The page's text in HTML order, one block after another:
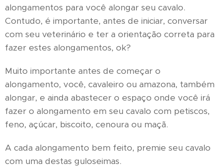
alongamentos para você alongar seu cavalo.
Contudo, é importante, antes de iniciar, conversar
com seu veterinário e ter a orientação correta para
fazer estes alongamentos, ok?
Muito importante antes de começar o
alongamento, você, cavaleiro ou amazona, também
alongar, e ainda abastecer o espaço onde você irá
fazer o alongamento em seu cavalo com petiscos,
feno, açúcar, biscoito, cenoura ou maçã.
A cada alongamento bem feito, premie seu cavalo
com uma destas guloseimas.